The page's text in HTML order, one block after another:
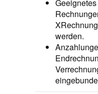
werden.